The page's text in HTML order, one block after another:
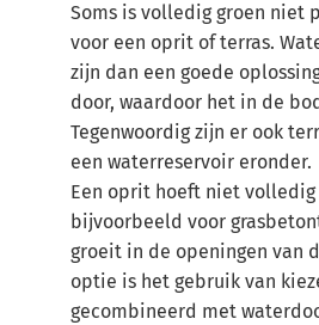
Soms is volledig groen niet
voor een oprit of terras.
zijn dan een goede
door, waardoor het in de
Tegenwoordig zijn er ook
een waterreservoir eronder.
Een oprit hoeft niet
bijvoorbeeld voor
groeit in de openingen van
optie is het gebruik van
gecombineerd met